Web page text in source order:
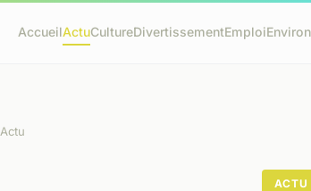
AccueilActuCultureDivertissementEmploi
Actu
ACTU